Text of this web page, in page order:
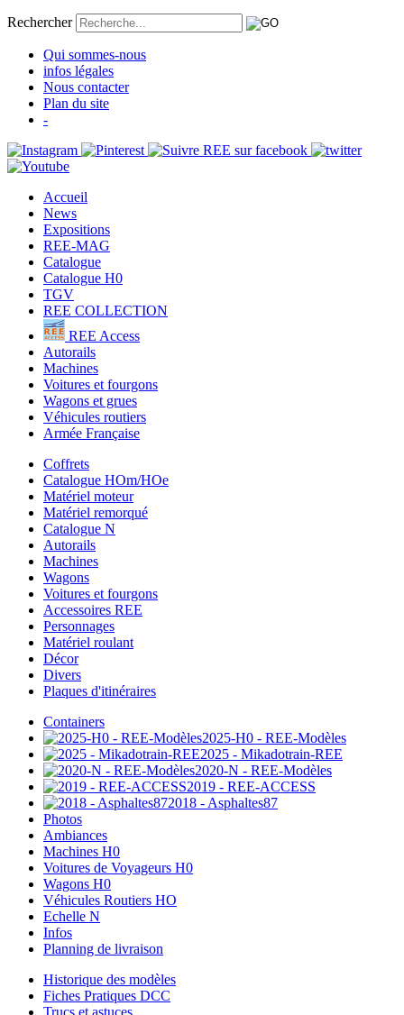
Rechercher
Qui sommes-nous
infos légales
Nous contacter
Plan du site
-
Accueil
News
Expositions
REE-MAG
Catalogue
Catalogue H0
TGV
REE COLLECTION
REE Access
Autorails
Machines
Voitures et fourgons
Wagons et grues
Véhicules routiers
Armée Française
Coffrets
Catalogue HOm/HOe
Matériel moteur
Matériel remorqué
Catalogue N
Autorails
Machines
Wagons
Voitures et fourgons
Accessoires REE
Personnages
Matériel roulant
Décor
Divers
Plaques d'itinéraires
Containers
2025-H0 - REE-Modèles
2025 - Mikadotrain-REE
2020-N - REE-Modèles
2019 - REE-ACCESS
2018 - Asphaltes87
Photos
Ambiances
Machines H0
Voitures de Voyageurs H0
Wagons H0
Véhicules Routiers HO
Echelle N
Infos
Planning de livraison
Historique des modèles
Fiches Pratiques DCC